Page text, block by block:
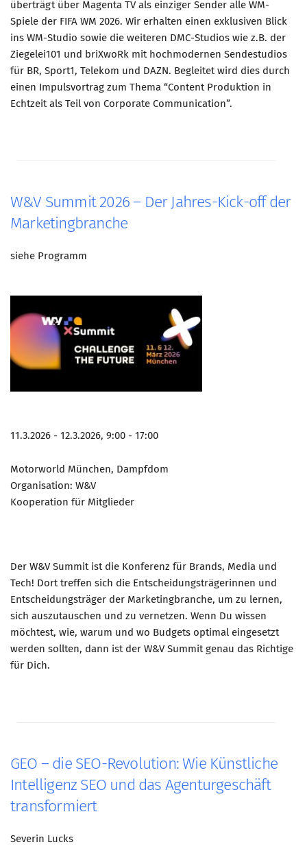
überträgt über Magenta TV als einziger Sender alle WM-
Spiele der FIFA WM 2026. Wir erhalten einen exklusiven Blick
ins WM-Studio sowie die weiteren DMC-Studios wie z.B. der
Ziegelei101 und briXwoRk mit hochmodernen Sendestudios
für BR, Sport1, Telekom und DAZN. Begleitet wird dies durch
einen Impulsvortrag zum Thema “Content Produktion in
Echtzeit als Teil von Corporate Communication”.
W&V Summit 2026 – Der Jahres-Kick-off der
Marketingbranche
siehe Programm
11.3.2026 - 12.3.2026, 9:00 - 17:00
Motorworld München, Dampfdom
Organisation: W&V
Kooperation für Mitglieder
Der W&V Summit ist die Konferenz für Brands, Media und
Tech! Dort treffen sich die Entscheidungsträgerinnen und
Entscheidungsträger der Marketingbranche, um zu lernen,
sich auszutauschen und zu vernetzen. Wenn Du wissen
möchtest, wie, warum und wo Budgets optimal eingesetzt
werden sollten, dann ist der W&V Summit genau das Richtige
für Dich.
GEO – die SEO-Revolution: Wie Künstliche
Intelligenz SEO und das Agenturgeschäft
transformiert
Severin Lucks